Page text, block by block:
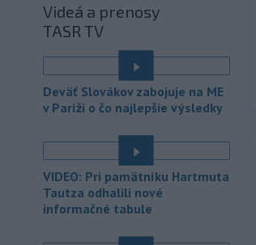
tam môže miestami dosiahnuť 33
stupňov Celzia.
Rokovania s Iránom o
Hormuzskom prielive prebiehajú v
pozitívnej a konštruktívnej atmosfére,
oznámil Omán.
19:19 - Izraelské sily sa údajne
infiltrovali do libanonskejdediny
Zawtar al-Gharbíja a vybudovali tam
val. Dedina je súčasťou tzv. pilotných
zón, izraelská armáda sa z nej v júli
Videá a prenosy
TASR TV
Deväť Slovákov zabojuje na ME
v Paríži o čo najlepšie výsledky
VIDEO: Pri pamätníku Hartmuta
Tautza odhalili nové
informačné tabule